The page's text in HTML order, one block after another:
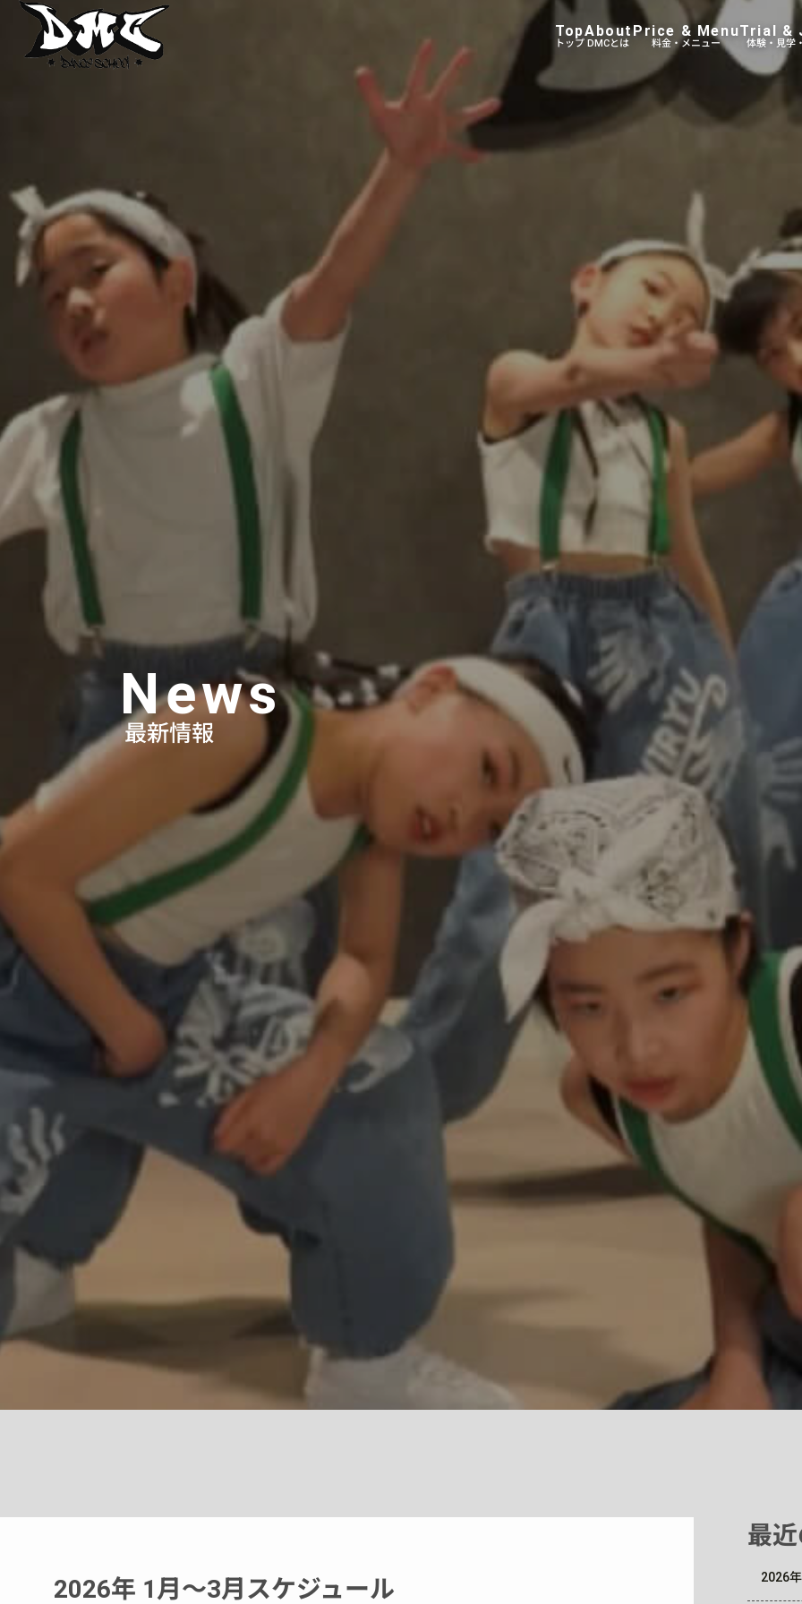
トップ
Top
DMCとは
About
料金・メニュー
Price & Menu
体験・見学
Trial &
最新情報
News
2026年 1月～3月スケジュール
最
2026